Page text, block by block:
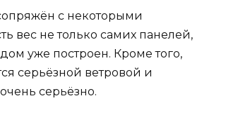
с некоторыми
вес не только самих панелей,
уже построен. Кроме того,
серьёзной ветровой и
серьёзно.